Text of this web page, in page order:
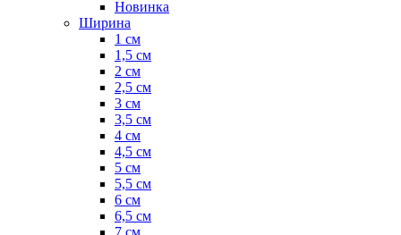
Новинка
Ширина
1 см
1,5 см
2 см
2,5 см
3 см
3,5 см
4 см
4,5 см
5 см
5,5 см
6 см
6,5 см
7 см